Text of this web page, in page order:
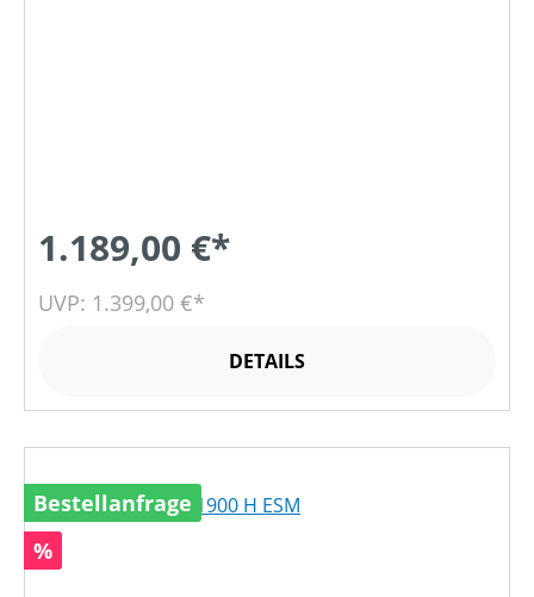
1.189,00 €*
UVP: 1.399,00 €*
DETAILS
Bestellanfrage
Rabatt
%